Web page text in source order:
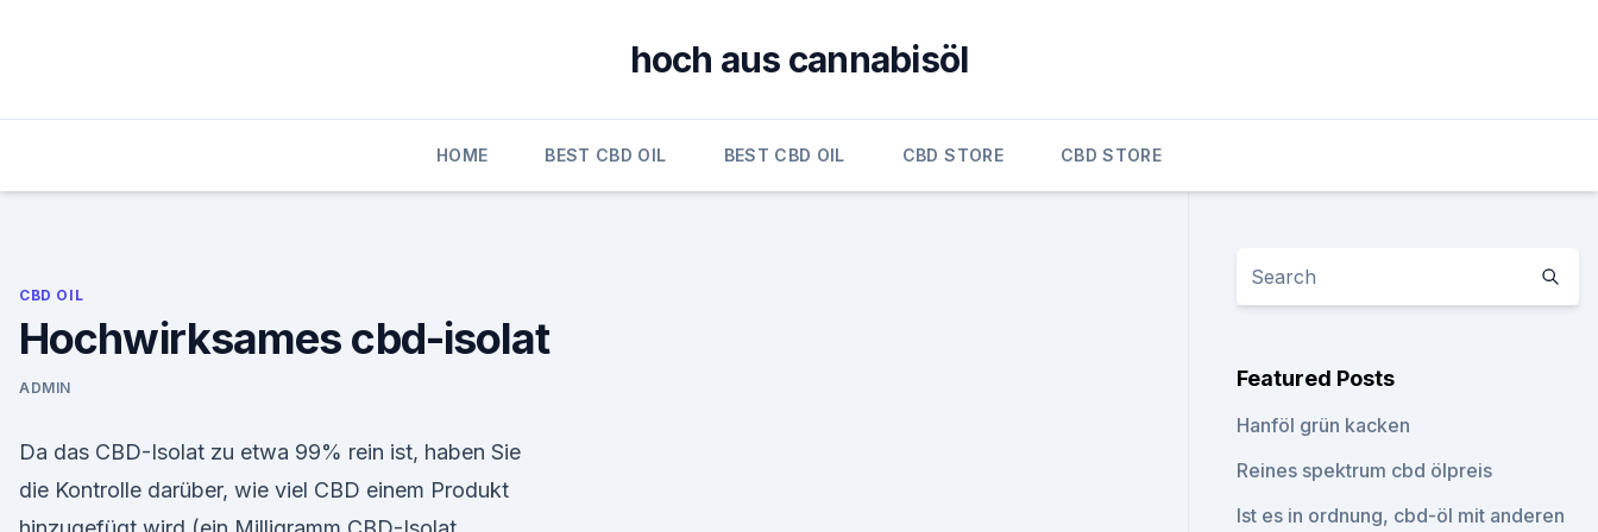
hoch aus cannabisöl
HOME BEST CBD OIL BEST CBD OIL CBD STORE CBD STORE
CBD OIL
Hochwirksames cbd-isolat
ADMIN
Da das CBD-Isolat zu etwa 99% rein ist, haben Sie
die Kontrolle darüber, wie viel CBD einem Produkt
Featured Posts
Hanföl grün kacken
Reines spektrum cbd ölpreis
Ist es in ordnung, cbd-öl mit anderen